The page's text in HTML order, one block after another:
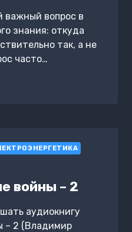
важный вопрос в
знания: откуда
так, а не
часто…
войны – 2
аудиокнигу
– 2 (Владимир